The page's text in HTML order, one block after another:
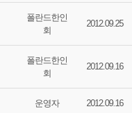
폴란드한인
회
2012.09.25
폴란드한인
회
2012.09.16
운영자 2012.09.16